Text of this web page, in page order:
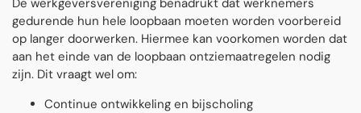
De werkgeversvereniging benadrukt dat werknemers
gedurende hun hele loopbaan moeten worden voorbereid
op langer doorwerken. Hiermee kan voorkomen worden dat
aan het einde van de loopbaan ontziemaatregelen nodig
zijn. Dit vraagt wel om:
Continue ontwikkeling en bijscholing